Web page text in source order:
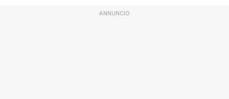
ANNUNCIO